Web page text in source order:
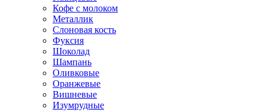
Кофе с молоком
Металлик
Слоновая кость
Фуксия
Шоколад
Шампань
Оливковые
Оранжевые
Вишневые
Изумрудные